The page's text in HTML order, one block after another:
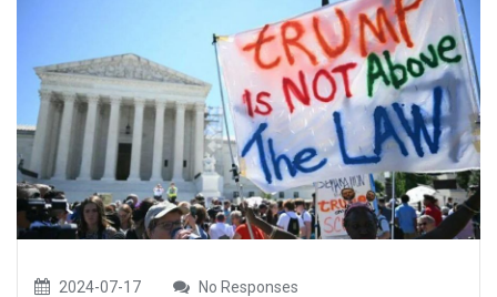
2024-07-17 No Responses